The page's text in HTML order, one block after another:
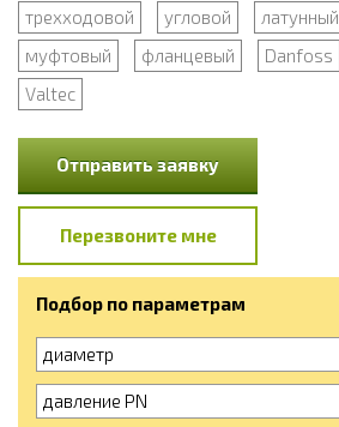
трехходовой
угловой латунный
муфтовый
фланцевый Danfoss
Valtec
Отправить заявку
Перезвоните мне
Подбор по параметрам
диаметр
давление PN